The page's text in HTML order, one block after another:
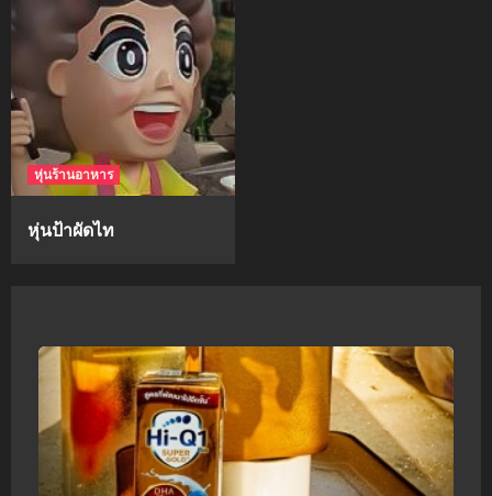
หุ่นร้านอาหาร
หุ่นป้าผัดไท